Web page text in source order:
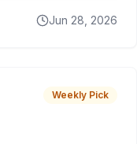
Jun 28, 2026
Weekly Pick